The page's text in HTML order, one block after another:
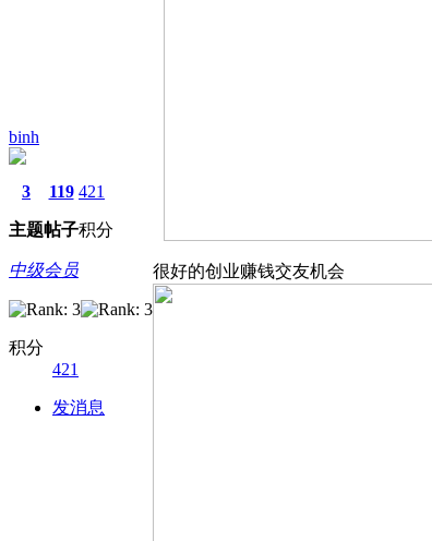
binh
3
主题
119
帖子
421
积分
中级会员
积分
421
发消息
很好的创业赚钱交友机会